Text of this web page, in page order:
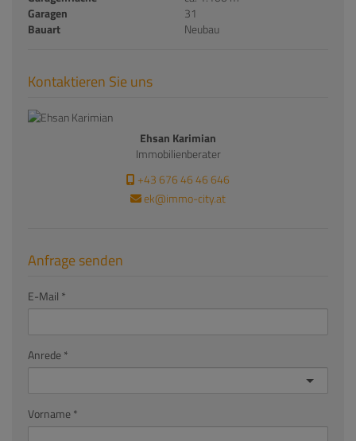
Garagen
31
Bauart
Neubau
Kontaktieren Sie uns
Ehsan Karimian
Immobilienberater
+43 676 46 46 646
ek@immo-city.at
Anfrage senden
E-Mail
Anrede
Vorname